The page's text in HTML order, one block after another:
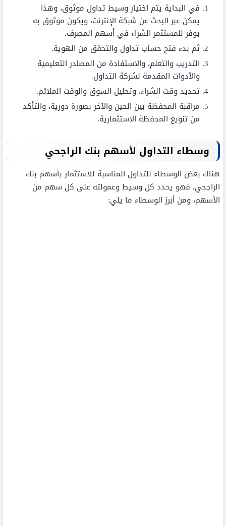
في البداية يتم اختيار وسيط تداول موثوق، وهذا
يمكن عبر البحث عن شبكة الإنترنت، ويكون موثوق به
يوفر للمستثمر الشراء في أسهم المصرف.
ثم بدء فتح حساب تداول والتحقق من الهوية.
التدريب والتعلم، والاستفادة من المصادر التعليمية
والأدوات المقدمة لشركة التداول.
تحديد وقت الشراء، وتحليل السوق والوقت الملائم.
مراقبة المحفظة بين الحين والآخر بصورة دورية، والتأكد
من تنويع المحفظة الاستثمارية.
وسطاء التداول لأسهم بنك الراجحي
هناك بعض الوسطاء للتداول المناسبة للاستثمار بأسهم بنك
الراجحي، فهو يحدد كل وسيط وعمولته على كل سهم من
الأسهم، ومن أبرز الوسطاء ما يلي: